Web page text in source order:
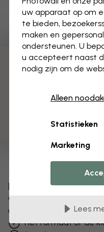
Bewerk uw behang
Ons ontwerpteam kan
uniek voor jou te
Het formaat of de
uw apparaat op om
te bieden,
maken en
ondersteunen. U
u accepteert naast
nodig zijn om de
Alleen
Statistieken
Marketing
Lees